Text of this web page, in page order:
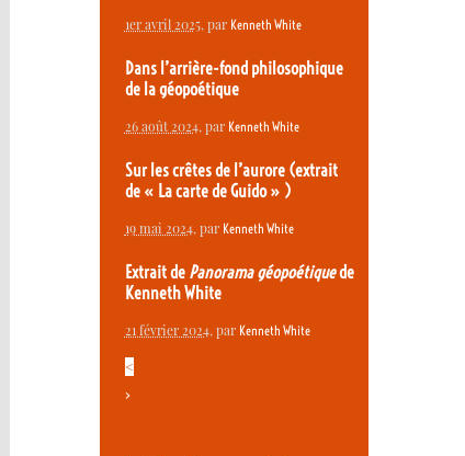
1er avril 2025, par Kenneth White
Dans l’arrière-fond philosophique
de la géopoétique
26 août 2024, par Kenneth White
Sur les crêtes de l’aurore (extrait
de « La carte de Guido » )
19 mai 2024, par Kenneth White
Extrait de Panorama géopoétiquede
Kenneth White
21 février 2024, par Kenneth White
<
>